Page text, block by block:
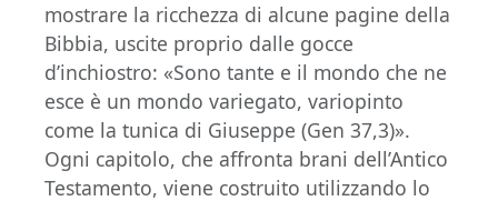
mostrare la ricchezza di alcune pagine della
Bibbia, uscite proprio dalle gocce
d’inchiostro: «Sono tante e il mondo che ne
esce è un mondo variegato, variopinto
come la tunica di Giuseppe (Gen 37,3)».
Ogni capitolo, che affronta brani dell’Antico
Testamento, viene costruito utilizzando lo